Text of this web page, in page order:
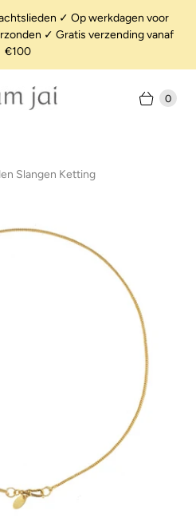
✓ Op werkdagen voor
✓ Gratis verzending vanaf
€100
0
Slangen Ketting